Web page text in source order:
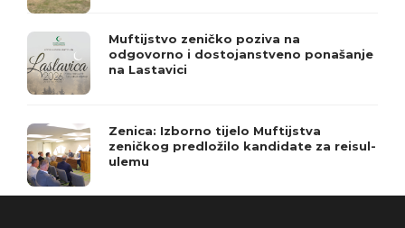
Muftijstvo zeničko poziva na
odgovorno i dostojanstveno ponašanje
na Lastavici
Zenica: Izborno tijelo Muftijstva
zeničkog predložilo kandidate za reisul-
ulemu